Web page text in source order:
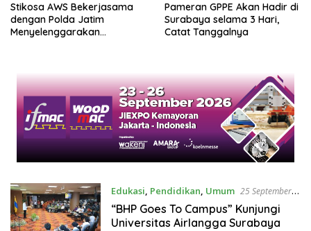
Stikosa AWS Bekerjasama
dengan Polda Jatim
Menyelenggarakan
Pameran GPPE Akan Hadir di
Surabaya selama 3 Hari,
Catat Tanggalnya
Edukasi, Pendidikan, Umum 25 September
2024 17:50 WIB
“BHP Goes To Campus” Kunjungi
Universitas Airlangga Surabaya